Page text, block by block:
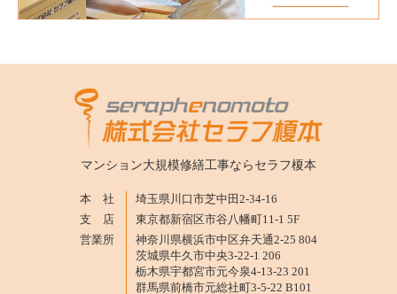
マンション大規模修繕工事なら セラフ榎本
本 社
埼玉県川口市芝中田2-34-16
支 店
東京都新宿区市谷八幡町11-1 5F
営業所
神奈川県横浜市中区弁天通2-25 804
茨城県牛久市中央3-22-1 206
栃木県宇都宮市元今泉4-13-23 201
群馬県前橋市元総社町3-5-22 B101